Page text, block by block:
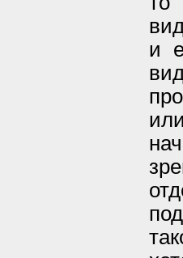
и